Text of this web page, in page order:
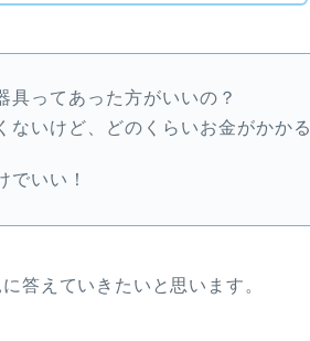
具ってあった方がいいの？
ないけど、どのくらいお金がかかる
でいい！
答えていきたいと思います。